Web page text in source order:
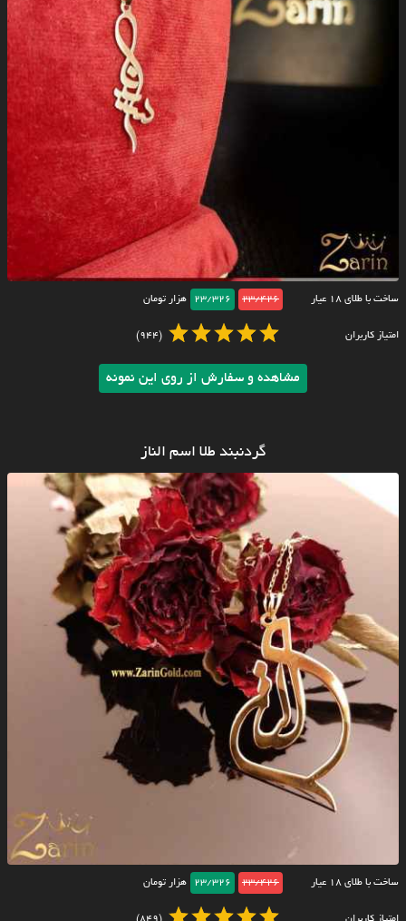
ساخت با طلای ۱۸ عیار 23/426
23/326 هزار تومان
امتیاز کاربران (944)
مشاهده و سفارش از روی این نمونه
گردنبند طلا اسم الناز
ساخت با طلای ۱۸ عیار 23/426
23/326 هزار تومان
امتیاز کاربران (849)